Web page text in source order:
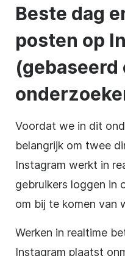
Beste dag
posten op
(gebaseerd
Voordat we in dit
belangrijk om twee
Instagram werkt in
gebruikers loggen in
om bij te komen van
Werken in realtime
Instagram plaatst